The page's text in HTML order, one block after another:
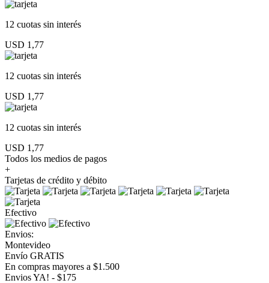
12 cuotas sin interés
USD 1,77
12 cuotas sin interés
USD 1,77
12 cuotas sin interés
USD 1,77
Todos los medios de pagos
+
Tarjetas de crédito y débito
Efectivo
Envios:
Montevideo
Envío GRATIS
En compras mayores a $1.500
Envios YA! - $175